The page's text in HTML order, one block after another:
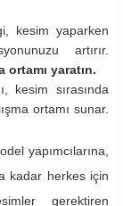
kesim yaparken
artırır.
ortamı yaratın.
kesim sırasında
ortamı sunar.
yapımcılarına,
kadar herkes için
gerektiren